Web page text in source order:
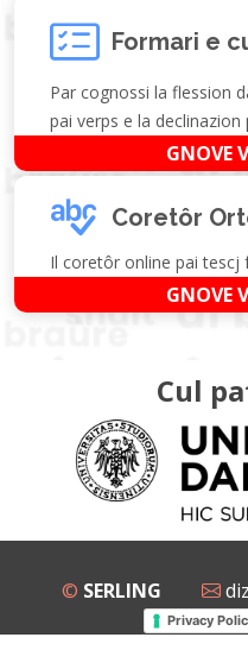
Formari e
Par cognossi la flession
pai verps e la
GNOVE
Coretôr
Il coretôr online pai tescj
GNOVE
Cul
© SERLING
Privacy